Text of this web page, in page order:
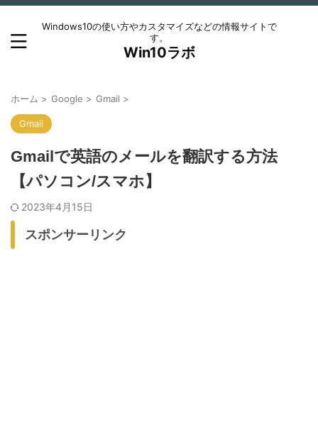
Windows10の使い方やカスタマイズなどの情報サイトで
す。
Win10ラボ
ホーム > Google > Gmail >
Gmail
Gmailで英語のメールを翻訳する方法
【パソコン/スマホ】
2023年4月15日
スポンサーリンク